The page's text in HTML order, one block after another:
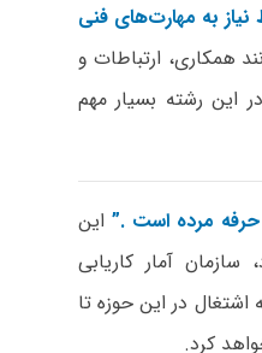
به مهارت‌های فنی
همکاری، ارتباطات و
این رشته بسیار مهم
مرده است .” این
آمار کاریابی
در این حوزه تا